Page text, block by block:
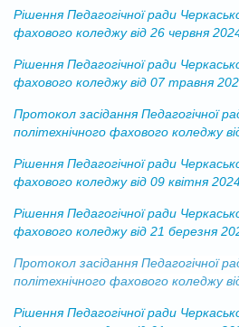
Рішення Педагогічної ради
фахового коледжу від 26 червня
Рішення Педагогічної ради
фахового коледжу від 07 травня
Протокол засідання Педагогічної
політехнічного фахового коледжу
Рішення Педагогічної ради
фахового коледжу від 09 квітня
Рішення Педагогічної ради
фахового коледжу від 21 березня
Протокол засідання Педагогічної
політехнічного фахового коледжу
Рішення Педагогічної ради